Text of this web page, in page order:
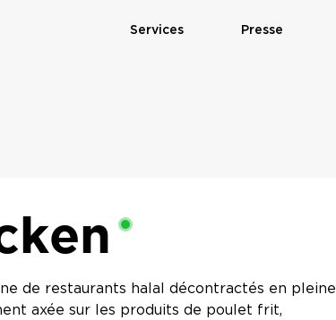
Services Presse
Restaurant is open
de restaurants halal décontractés en pleine
axée sur les produits de poulet frit,